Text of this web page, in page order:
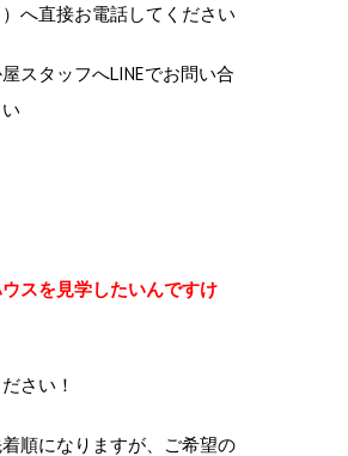
へ直接お電話してください
スタッフへLINEでお問い合
ウスを見学したいんですけ
さい！
順になりますが、ご希望の